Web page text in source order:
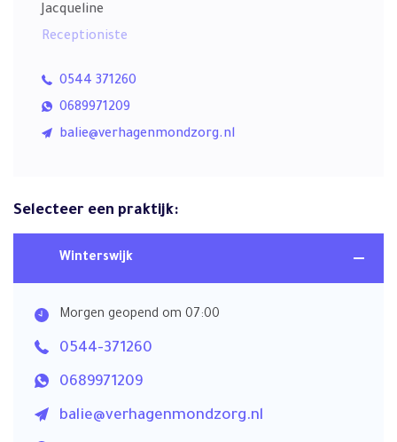
Jacqueline
Receptioniste
0544 371260
0689971209
balie@verhagenmondzorg.nl
Selecteer een praktijk:
Winterswijk
Morgen geopend om 07:00
0544-371260
0689971209
balie@verhagenmondzorg.nl